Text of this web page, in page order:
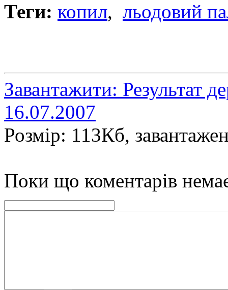
Теги: копил, льодовий
Завантажити: Результат
16.07.2007
Розмір: 113Кб,
Поки що коментарів